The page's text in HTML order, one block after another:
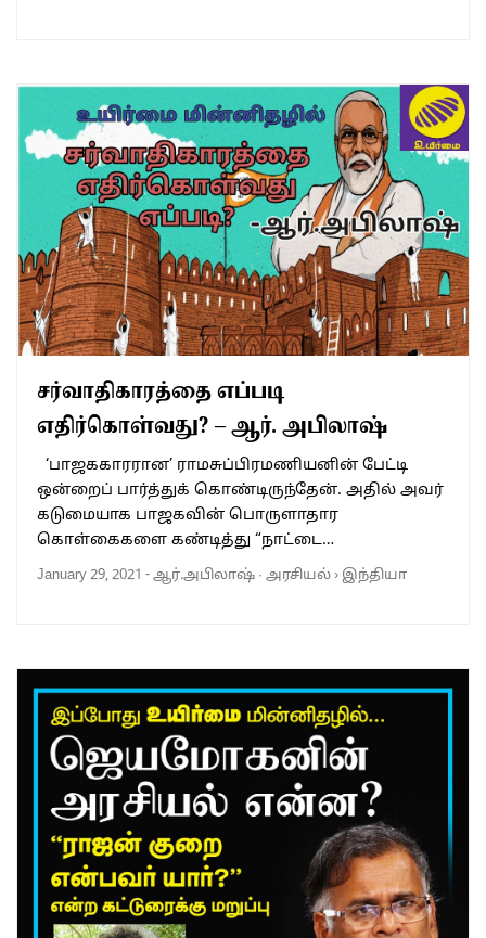
சர்வாதிகாரத்தை எப்படி
எதிர்கொள்வது? – ஆர். அபிலாஷ்
‘பாஜககாரரான’ ராமசுப்பிரமணியனின் பேட்டி
ஒன்றைப் பார்த்துக் கொண்டிருந்தேன். அதில் அவர்
கடுமையாக பாஜகவின் பொருளாதார
கொள்கைகளை கண்டித்து “நாட்டை…
January 29, 2021 -ஆர்.அபிலாஷ் · அரசியல்› இந்தியா